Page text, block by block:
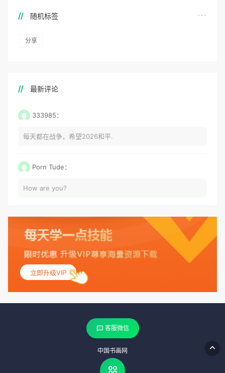
随机标签
分享
最新评论
333985：
每天都在战争，希望2026和平.
Porn Tude：
How are you?
立即升级VIP
客服微信
中国书画网